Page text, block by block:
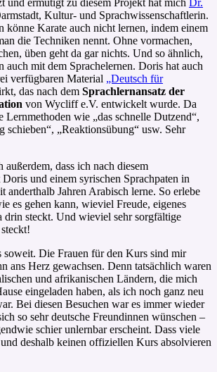
und ermutigt zu diesem Projekt hat mich Dr.
Kultur- und Sprachwissenschaftlerin.
könne Karate auch nicht lernen, indem einem
die Techniken nennt. Ohne vormachen,
üben geht da gar nichts. Und so ähnlich,
auch mit dem Sprachelernen. Doris hat auch
verfügbaren Material „Deutsch für
das nach dem Sprachlernansatz der
von Wycliff e.V. entwickelt wurde. Da
Lernmethoden wie „das schnelle Dutzend“,
schieben“, „Reaktionsübung“ usw. Sehr
dass ich nach diesem
und einem syrischen Sprachpaten in
anderthalb Jahren Arabisch lerne. So erlebe
es gehen kann, wieviel Freude, eigenes
drin steckt. Und wieviel sehr sorgfältige
soweit. Die Frauen für den Kurs sind mir
ans Herz gewachsen. Denn tatsächlich waren
und afrikanischen Ländern, die mich
eingeladen haben, als ich noch ganz neu
Bei diesen Besuchen war es immer wieder
so sehr deutsche Freundinnen wünschen –
schier unlernbar erscheint. Dass viele
deshalb keinen offiziellen Kurs absolvieren